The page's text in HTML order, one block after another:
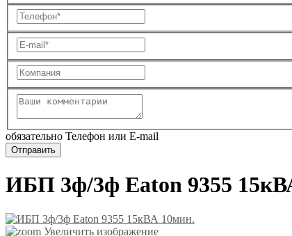
обязательно Телефон или E-mail
ИБП 3ф/3ф Eaton 9355
Увеличить изображение